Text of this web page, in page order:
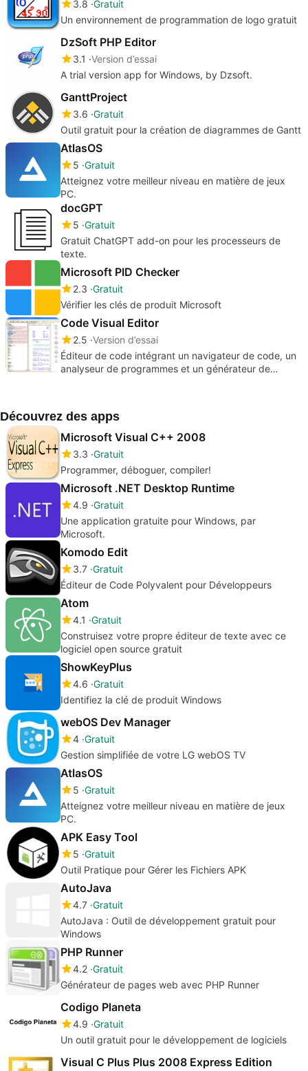
3.8 Gratuit
Un environnement de programmation de logo gratuit
DzSoft PHP Editor
3.1 Version d’essai
A trial version app for Windows, by Dzsoft.
GanttProject
3.6 Gratuit
Outil gratuit pour la création de diagrammes de Gantt
AtlasOS
5 Gratuit
Atteignez votre meilleur niveau en matière de jeux
PC.
docGPT
5 Gratuit
Gratuit ChatGPT add-on pour les processeurs de
texte.
Microsoft PID Checker
2.3 Gratuit
Vérifier les clés de produit Microsoft
Code Visual Editor
2.5 Version d’essai
Éditeur de code intégrant un navigateur de code, un
analyseur de programmes et un générateur de
Découvrez des apps
Microsoft Visual C++ 2008
3.3 Gratuit
Programmer, déboguer, compiler!
Microsoft .NET Desktop Runtime
4.9 Gratuit
Une application gratuite pour Windows, par
Microsoft.
Komodo Edit
3.7 Gratuit
Éditeur de Code Polyvalent pour Développeurs
Atom
4.1 Gratuit
Construisez votre propre éditeur de texte avec ce
logiciel open source gratuit
ShowKeyPlus
4.6 Gratuit
Identifiez la clé de produit Windows
webOS Dev Manager
4 Gratuit
Gestion simplifiée de votre LG webOS TV
AtlasOS
5 Gratuit
Atteignez votre meilleur niveau en matière de jeux
PC.
APK Easy Tool
5 Gratuit
Outil Pratique pour Gérer les Fichiers APK
AutoJava
4.7 Gratuit
AutoJava : Outil de développement gratuit pour
Windows
PHP Runner
4.2 Gratuit
Générateur de pages web avec PHP Runner
Codigo Planeta
4.9 Gratuit
Un outil gratuit pour le développement de logiciels
Visual C Plus Plus 2008 Express Edition